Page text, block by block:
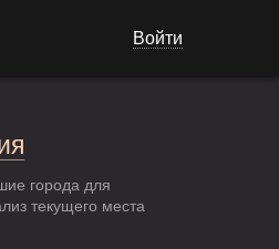
Войти
города для
текущего места